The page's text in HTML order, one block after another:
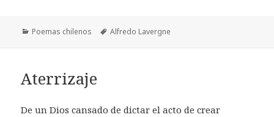
Categorías
Poemas chilenos Etiquetas
Alfredo Lavergne
Aterrizaje
De un Dios cansado de dictar el acto de crear